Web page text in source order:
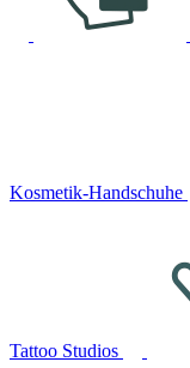
Kosmetik-Handschuhe
Tattoo Studios